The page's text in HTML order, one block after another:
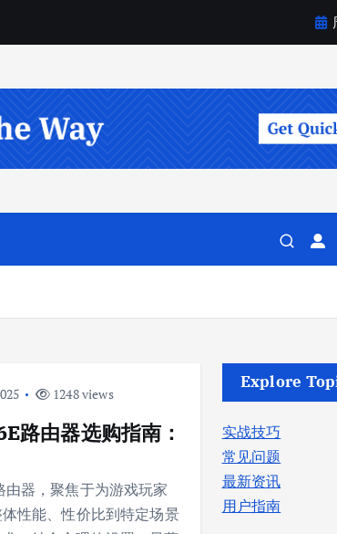
1248 views
路由器选购指南：
器，聚焦于为游戏玩家
性能、性价比到特定场景
Explore
实战技巧
常见问题
最新资讯
用户指南